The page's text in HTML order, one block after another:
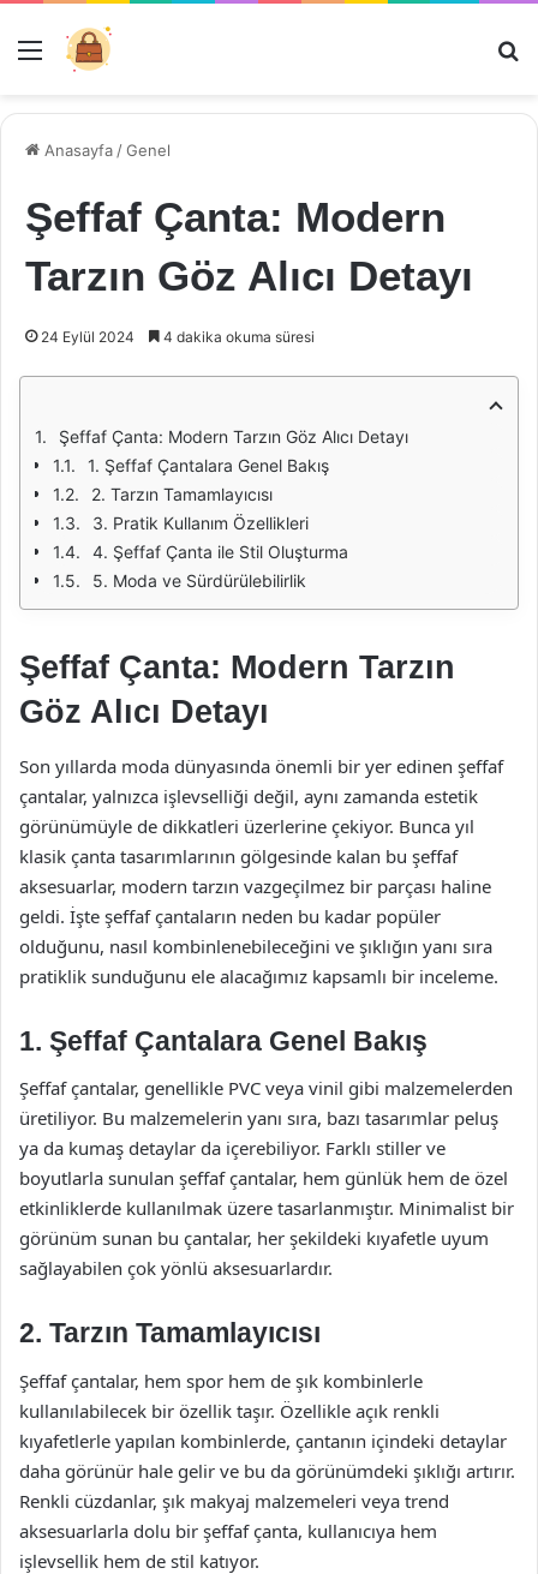
Menü
Anasayfa /Genel
Şeffaf Çanta: Modern
Tarzın Göz Alıcı Detayı
24 Eylül 2024 4 dakika okuma süresi
Şeffaf Çanta: Modern Tarzın Göz Alıcı Detayı
1. Şeffaf Çantalara Genel Bakış
2. Tarzın Tamamlayıcısı
3. Pratik Kullanım Özellikleri
4. Şeffaf Çanta ile Stil Oluşturma
5. Moda ve Sürdürülebilirlik
Şeffaf Çanta: Modern Tarzın
Göz Alıcı Detayı
Son yıllarda moda dünyasında önemli bir yer edinen şeffaf
çantalar, yalnızca işlevselliği değil, aynı zamanda estetik
görünümüyle de dikkatleri üzerlerine çekiyor. Bunca yıl
klasik çanta tasarımlarının gölgesinde kalan bu şeffaf
aksesuarlar, modern tarzın vazgeçilmez bir parçası haline
geldi. İşte şeffaf çantaların neden bu kadar popüler
olduğunu, nasıl kombinlenebileceğini ve şıklığın yanı sıra
pratiklik sunduğunu ele alacağımız kapsamlı bir inceleme.
1. Şeffaf Çantalara Genel Bakış
Şeffaf çantalar, genellikle PVC veya vinil gibi malzemelerden
üretiliyor. Bu malzemelerin yanı sıra, bazı tasarımlar peluş
ya da kumaş detaylar da içerebiliyor. Farklı stiller ve
boyutlarla sunulan şeffaf çantalar, hem günlük hem de özel
etkinliklerde kullanılmak üzere tasarlanmıştır. Minimalist bir
görünüm sunan bu çantalar, her şekildeki kıyafetle uyum
sağlayabilen çok yönlü aksesuarlardır.
2. Tarzın Tamamlayıcısı
Şeffaf çantalar, hem spor hem de şık kombinlerle
kullanılabilecek bir özellik taşır. Özellikle açık renkli
kıyafetlerle yapılan kombinlerde, çantanın içindeki detaylar
daha görünür hale gelir ve bu da görünümdeki şıklığı artırır.
Renkli cüzdanlar, şık makyaj malzemeleri veya trend
aksesuarlarla dolu bir şeffaf çanta, kullanıcıya hem
işlevsellik hem de stil katıyor.